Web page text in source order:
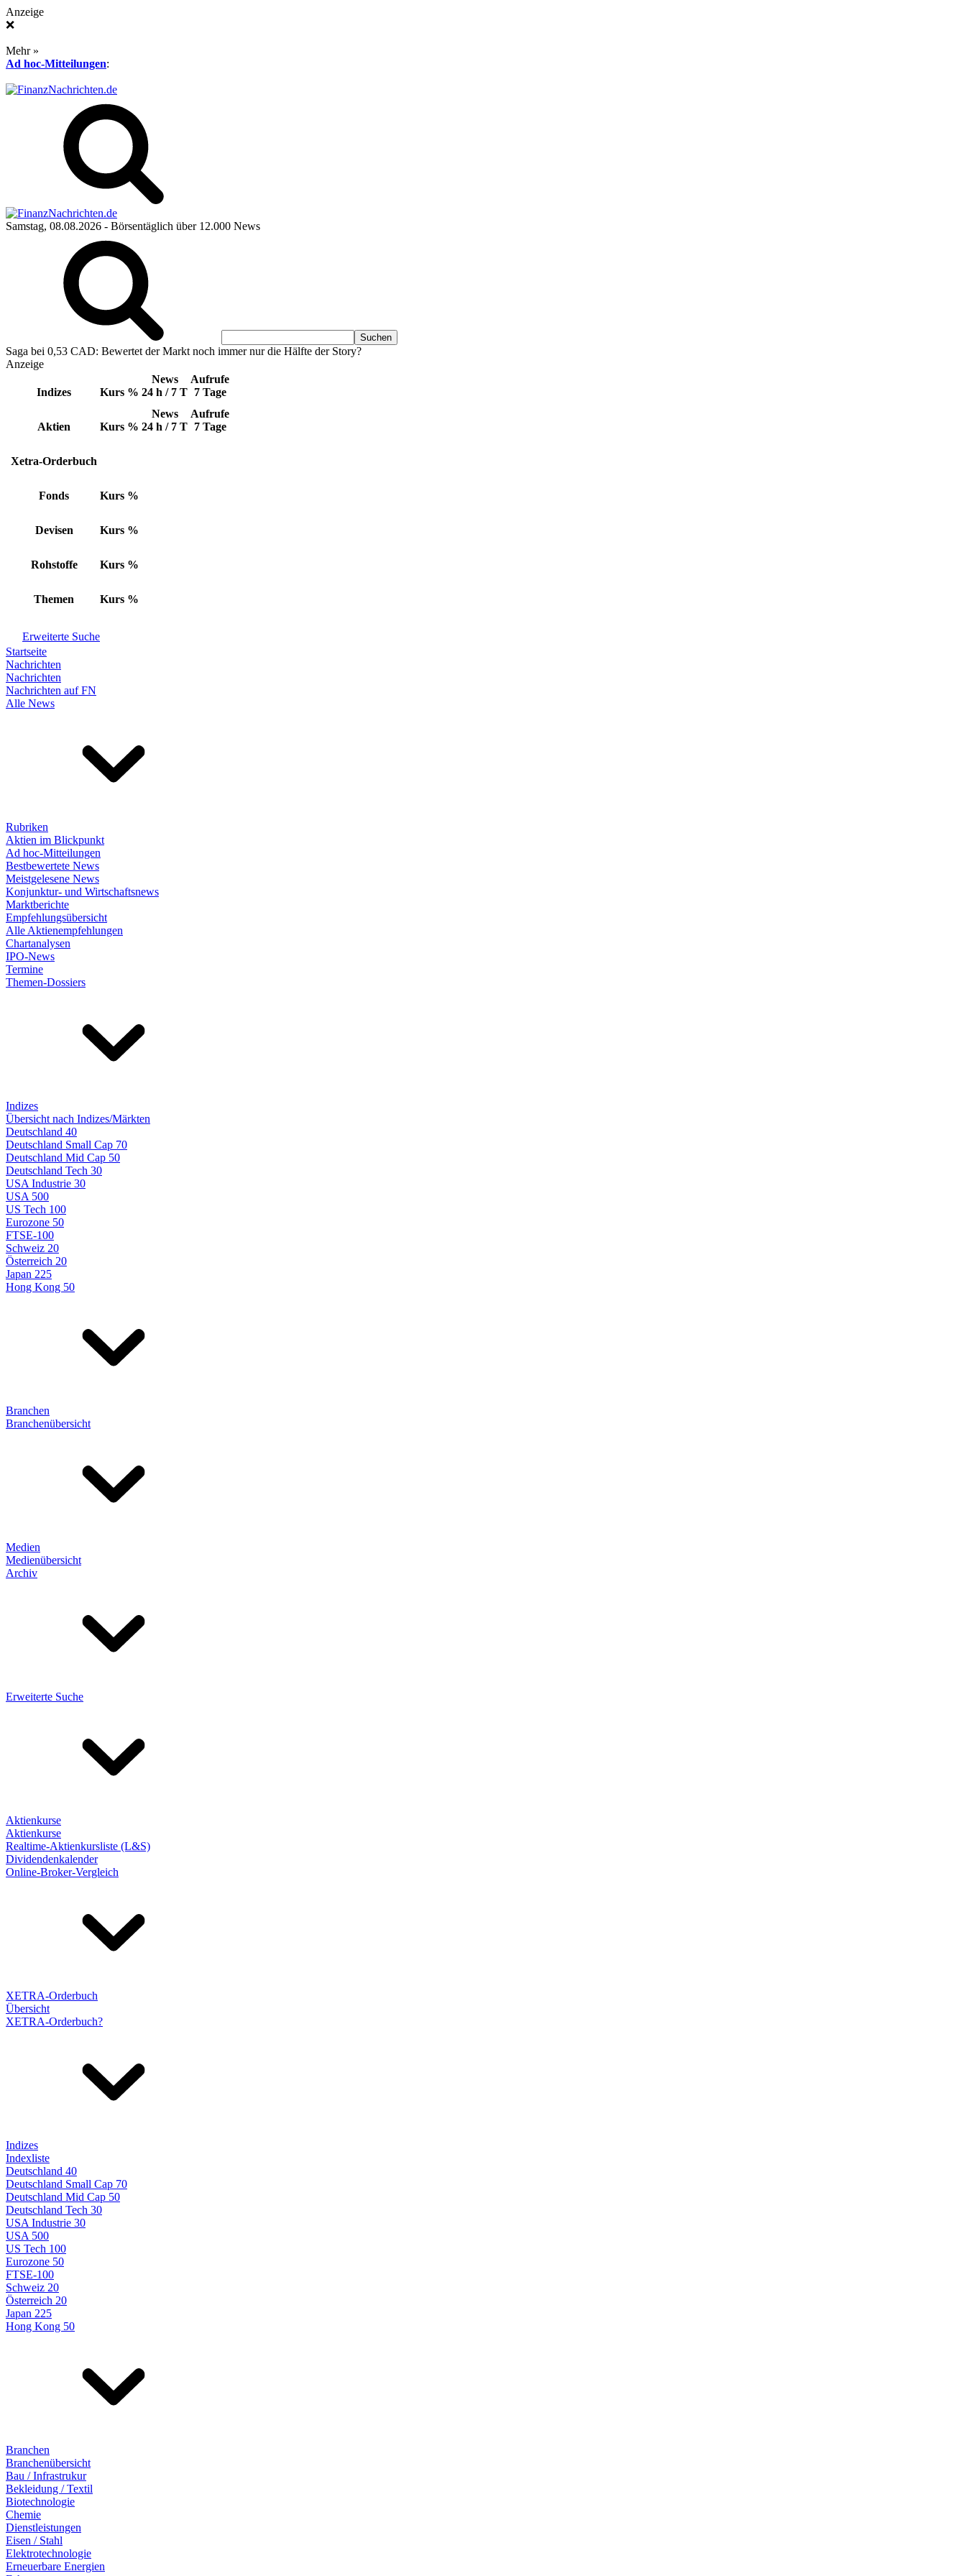
Anzeige
❌
Mehr »
Ad hoc-Mitteilungen:
Samstag, 08.08.2026 - Börsentäglich über 12.000 News
Saga bei 0,53 CAD: Bewertet der Markt noch immer nur die Hälfte der Story?
Anzeige
Indizes Kurs %
News
24 h / 7 T
Aufrufe
7 Tage
Aktien Kurs %
News
24 h / 7 T
Aufrufe
7 Tage
Xetra-Orderbuch
Fonds Kurs %
Devisen Kurs %
Rohstoffe Kurs %
Themen Kurs %
Erweiterte Suche
Startseite
Nachrichten
Nachrichten
Nachrichten auf FN
Alle News
Rubriken
Aktien im Blickpunkt
Ad hoc-Mitteilungen
Bestbewertete News
Meistgelesene News
Konjunktur- und Wirtschaftsnews
Marktberichte
Empfehlungsübersicht
Alle Aktienempfehlungen
Chartanalysen
IPO-News
Termine
Themen-Dossiers
Indizes
Übersicht nach Indizes/Märkten
Deutschland 40
Deutschland Small Cap 70
Deutschland Mid Cap 50
Deutschland Tech 30
USA Industrie 30
USA 500
US Tech 100
Eurozone 50
FTSE-100
Schweiz 20
Österreich 20
Japan 225
Hong Kong 50
Branchen
Branchenübersicht
Medien
Medienübersicht
Archiv
Erweiterte Suche
Aktienkurse
Aktienkurse
Realtime-Aktienkursliste (L&S)
Dividendenkalender
Online-Broker-Vergleich
XETRA-Orderbuch
Übersicht
XETRA-Orderbuch?
Indizes
Indexliste
Deutschland 40
Deutschland Small Cap 70
Deutschland Mid Cap 50
Deutschland Tech 30
USA Industrie 30
USA 500
US Tech 100
Eurozone 50
FTSE-100
Schweiz 20
Österreich 20
Japan 225
Hong Kong 50
Branchen
Branchenübersicht
Bau / Infrastrukur
Bekleidung / Textil
Biotechnologie
Chemie
Dienstleistungen
Eisen / Stahl
Elektrotechnologie
Erneuerbare Energien